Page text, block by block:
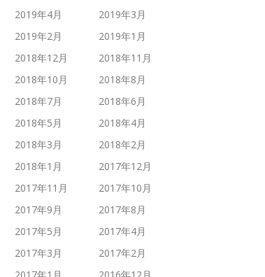
2019年4月
2019年3月
2019年2月
2019年1月
2018年12月
2018年11月
2018年10月
2018年8月
2018年7月
2018年6月
2018年5月
2018年4月
2018年3月
2018年2月
2018年1月
2017年12月
2017年11月
2017年10月
2017年9月
2017年8月
2017年5月
2017年4月
2017年3月
2017年2月